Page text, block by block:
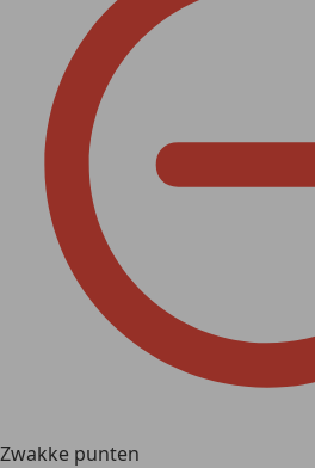
Zwakke punten